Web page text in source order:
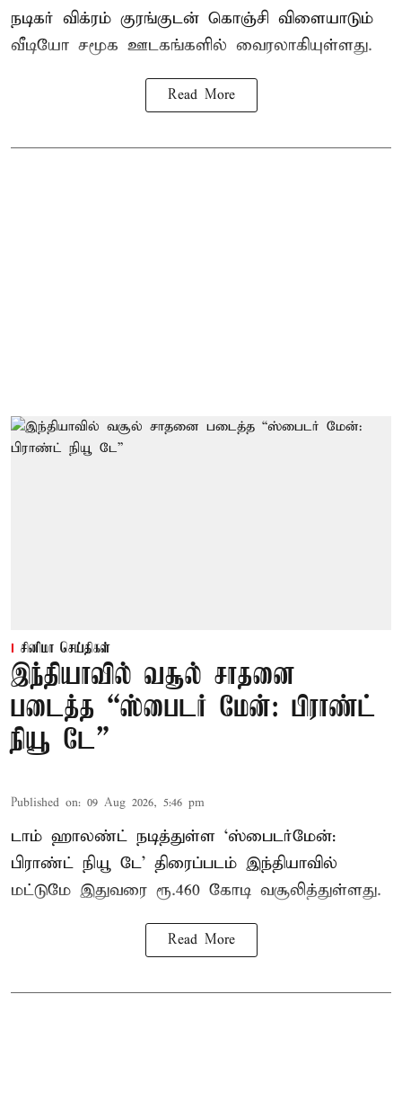
நடிகர் விக்ரம் குரங்குடன் கொஞ்சி விளையாடும்
வீடியோ சமூக ஊடகங்களில் வைரலாகியுள்ளது.
Read More
சினிமா செய்திகள்
இந்தியாவில் வசூல் சாதனை
படைத்த “ஸ்பைடர் மேன்: பிராண்ட்
நியூ டே”
Published on: 09 Aug 2026, 5:46 pm
டாம் ஹாலண்ட் நடித்துள்ள ‘ஸ்பைடர்மேன்:
பிராண்ட் நியூ டே’ திரைப்படம் இந்தியாவில்
மட்டுமே இதுவரை ரூ.460 கோடி வசூலித்துள்ளது.
Read More